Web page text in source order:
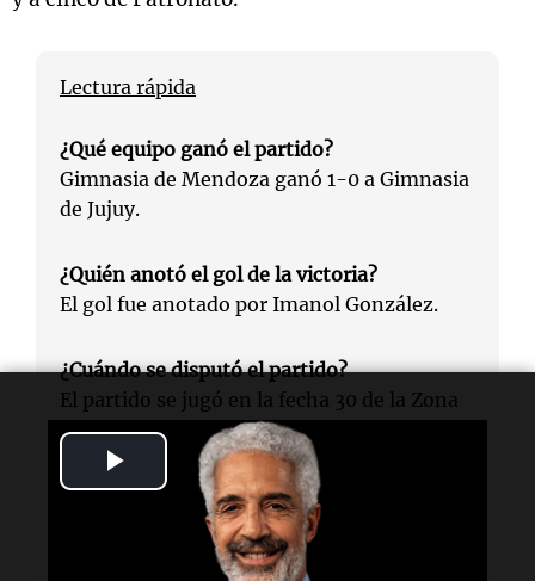
Play
Video
Lectura rápida
¿Qué equipo ganó el partido?
Gimnasia de Mendoza ganó 1-0 a Gimnasia
de Jujuy.
¿Quién anotó el gol de la victoria?
El gol fue anotado por Imanol González.
¿Cuándo se disputó el partido?
El partido se jugó en la fecha 30 de la Zona
B de la Primera Nacional.
¿Dónde se llevó a cabo el encuentro?
El encuentro se disputó en el estadio Victor
Antonio Legrottaglie.